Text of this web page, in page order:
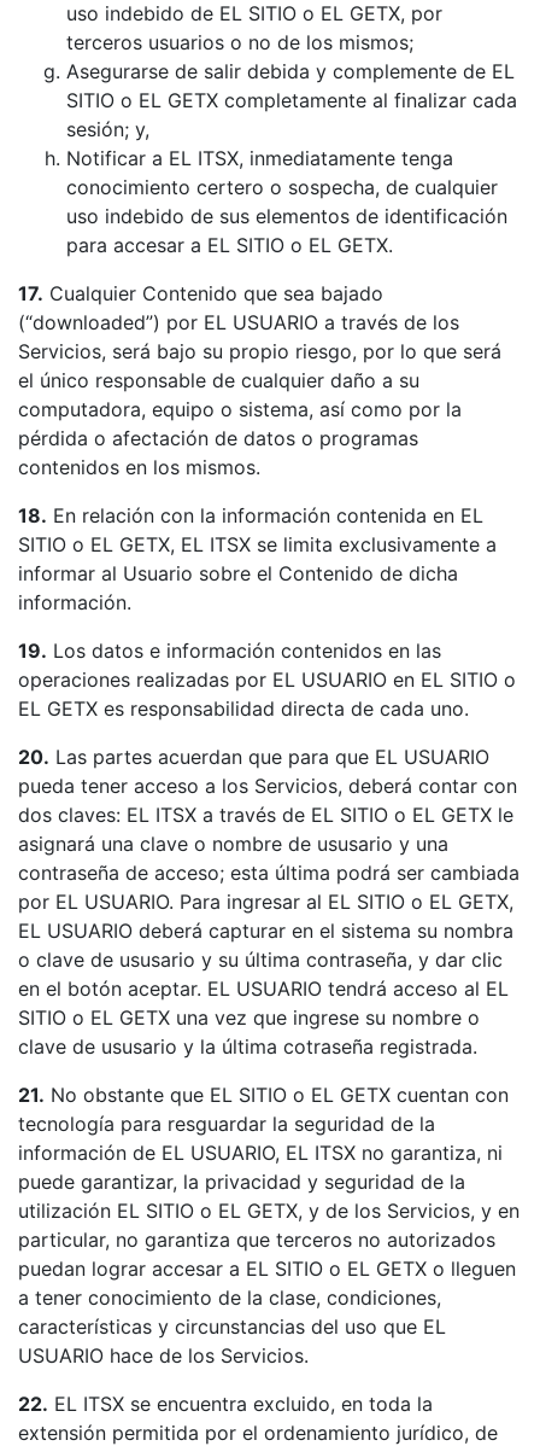
uso indebido de EL SITIO o EL GETX, por
terceros usuarios o no de los mismos;
Asegurarse de salir debida y complemente de EL
SITIO o EL GETX completamente al finalizar cada
sesión; y,
Notificar a EL ITSX, inmediatamente tenga
conocimiento certero o sospecha, de cualquier
uso indebido de sus elementos de identificación
para accesar a EL SITIO o EL GETX.
17. Cualquier Contenido que sea bajado
(“downloaded”) por EL USUARIO a través de los
Servicios, será bajo su propio riesgo, por lo que será
el único responsable de cualquier daño a su
computadora, equipo o sistema, así como por la
pérdida o afectación de datos o programas
contenidos en los mismos.
18. En relación con la información contenida en EL
SITIO o EL GETX, EL ITSX se limita exclusivamente a
informar al Usuario sobre el Contenido de dicha
información.
19. Los datos e información contenidos en las
operaciones realizadas por EL USUARIO en EL SITIO o
EL GETX es responsabilidad directa de cada uno.
20. Las partes acuerdan que para que EL USUARIO
pueda tener acceso a los Servicios, deberá contar con
dos claves: EL ITSX a través de EL SITIO o EL GETX le
asignará una clave o nombre de ususario y una
contraseña de acceso; esta última podrá ser cambiada
por EL USUARIO. Para ingresar al EL SITIO o EL GETX,
EL USUARIO deberá capturar en el sistema su nombra
o clave de ususario y su última contraseña, y dar clic
en el botón aceptar. EL USUARIO tendrá acceso al EL
SITIO o EL GETX una vez que ingrese su nombre o
clave de ususario y la última cotraseña registrada.
21. No obstante que EL SITIO o EL GETX cuentan con
tecnología para resguardar la seguridad de la
información de EL USUARIO, EL ITSX no garantiza, ni
puede garantizar, la privacidad y seguridad de la
utilización EL SITIO o EL GETX, y de los Servicios, y en
particular, no garantiza que terceros no autorizados
puedan lograr accesar a EL SITIO o EL GETX o lleguen
a tener conocimiento de la clase, condiciones,
características y circunstancias del uso que EL
USUARIO hace de los Servicios.
22. EL ITSX se encuentra excluido, en toda la
extensión permitida por el ordenamiento jurídico, de